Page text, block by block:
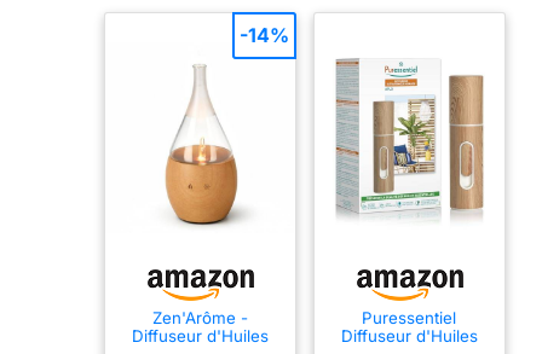
Zen'Arôme -
Diffuseur d'Huiles
-14%
Puressentiel
Diffuseur d'Huiles